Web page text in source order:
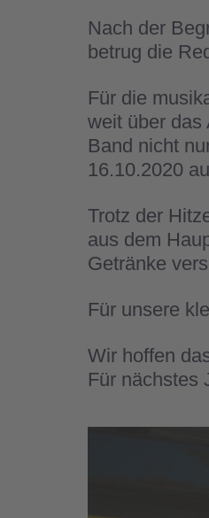
Nach der
betrug die
Für die
weit über das
Band nicht
16.10.2020
Trotz der
aus dem
Getränke
Für unsere
Wir hoffen
Für nächstes